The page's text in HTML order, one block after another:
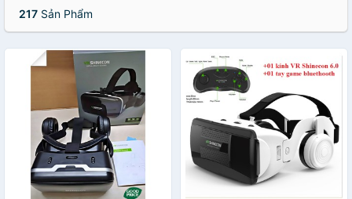
217 Sản Phẩm